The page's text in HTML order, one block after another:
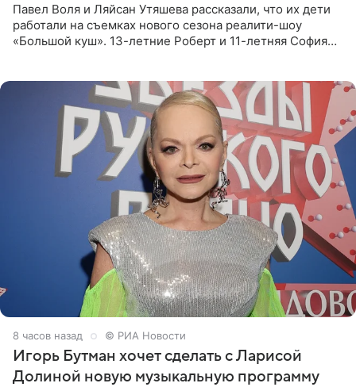
Павел Воля и Ляйсан Утяшева рассказали, что их дети
работали на съемках нового сезона реалити-шоу
«Большой куш». 13-летние Роберт и 11-летняя София
8 часов назад © РИА Новости
Игорь Бутман хочет сделать с Ларисой
Долиной новую музыкальную программу